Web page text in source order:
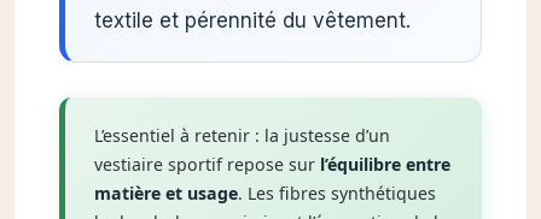
textile et pérennité du vêtement.
L’essentiel à retenir : la justesse d’un
vestiaire sportif repose sur l’équilibre entre
matière et usage. Les fibres synthétiques